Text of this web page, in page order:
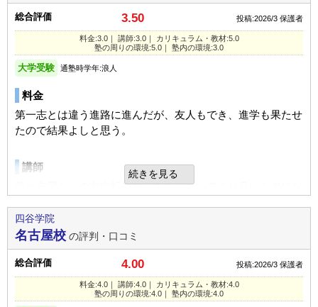
良いところや要望
要望とかはほとんどないが、しいて言うなら早く帰るように
行ってほしい。
その他気づいたこと、感じたこと
良く分からないですが、基礎学習をもっとやらせてもらいた
いと思う。
総合評価
かなり良い塾だと思っているので、この点数にした。子供自
身も気に入っている様子なので。
利用内容
通っていた学校 公立高校（難関校）
進学できた学校 公立高校（難関校）
自宅から無理すれば、徒歩でも通える。自転車の利用も可。
繁華街にあるが、静謐さは保たれている。
本館と別館が多少離れているが、まあ許容範囲だろう。
入塾理由
最終的には妻の判断だが、子どもの能力に見合ったクラス編
た、通学に関わる所要時間が短くて済むこと。
定期テスト
ポイントは押さえて指導してくれているようだ。
学校が進学校ぎりぎりのところなので、井の中で満足してい
るようではだめなのだが。
カリキュラム
悪くないと思います
子供に適した環境と先生との相性だと思います
塾の周りの環境
駅から近いので急な雨でも困ることがなかったようです
駅から近いのがなによりかと思います
自習室も静かすぎるほど静かでした
常に自習室はいっぱいのようです
入塾理由
医学部を目指にあたり、的確な指導内容と面談した先生がす
ごく子供のヤル気を引き出してくれた
総合評価 3.50 投稿:2026/3 保護者
料金:3.0｜ 講師:3.0｜ カリキュラム・教材:5.0
塾の周りの環境:5.0｜ 塾内の環境:3.0
大学受験 通塾時学年:浪人
料金
第一志とは違う進路に進んだが、友人もでき、進学も果たせ
たので結果よしと思う。
講師
第一志望からの方向転換が、人生においてより良いものにな
カリキュラム
結果、進学できたのでヨシだと思っている。コロナ禍でもあ
続きを見る
四谷学院
名古屋校 の評判・口コミ
総合評価 4.00 投稿:2026/3 保護者
料金:4.0｜ 講師:4.0｜ カリキュラム・教材:4.0
塾の周りの環境:4.0｜ 塾内の環境:4.0